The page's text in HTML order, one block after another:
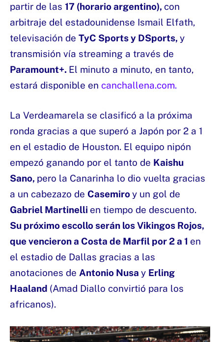
partir de las 17 (horario argentino), con
arbitraje del estadounidense Ismail Elfath,
televisación de TyC Sports y DSports, y
transmisión vía streaming a través de
Paramount+. El minuto a minuto, en tanto,
estará disponible en canchallena.com.
La Verdeamarela se clasificó a la próxima
ronda gracias a que superó a Japón por 2 a 1
en el estadio de Houston. El equipo nipón
empezó ganando por el tanto de Kaishu
Sano, pero la Canarinha lo dio vuelta gracias
a un cabezazo de Casemiroy un gol de
Gabriel Martinelli en tiempo de descuento.
Su próximo escollo serán los Vikingos Rojos,
que vencieron a Costa de Marfil por 2 a 1 en
el estadio de Dallas gracias a las
anotaciones de Antonio Nusa y Erling
Haaland (Amad Diallo convirtió para los
africanos).